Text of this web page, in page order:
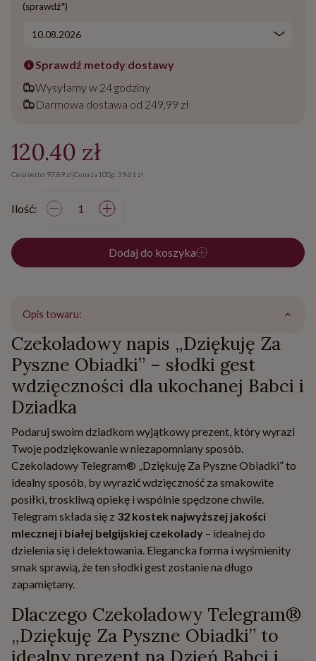
(sprawdź*)
Sprawdź metody dostawy
Wysyłamy w 24 godziny
Darmowa dostawa od 249,99 zł
120.40 zł
Cena netto: 97.89 zł|Cena za 100g: 39.61 zł
Ilość:
Dodaj do koszyka
Opis towaru:
Czekoladowy napis „Dziękuję Za
Pyszne Obiadki” – słodki gest
wdzięczności dla ukochanej Babci i
Dziadka
Podaruj swoim dziadkom wyjątkowy prezent, który wyrazi
Twoje podziękowanie w niezapomniany sposób.
Czekoladowy Telegram® „Dziękuję Za Pyszne Obiadki” to
idealny sposób, by wyrazić wdzięczność za smakowite
posiłki, troskliwą opiekę i wspólnie spędzone chwile.
Telegram składa się z 32 kostek najwyższej jakości
mlecznej i białej belgijskiej czekolady – idealnej do
dzielenia się i delektowania. Elegancka forma i wyśmienity
smak sprawią, że ten słodki gest zostanie na długo
zapamiętany.
Dlaczego Czekoladowy Telegram®
„Dziękuję Za Pyszne Obiadki” to